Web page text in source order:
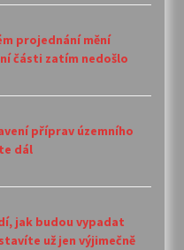
projednání mění
části zatím nedošlo
příprav územního
dál
jak budou vypadat
už jen výjimečně